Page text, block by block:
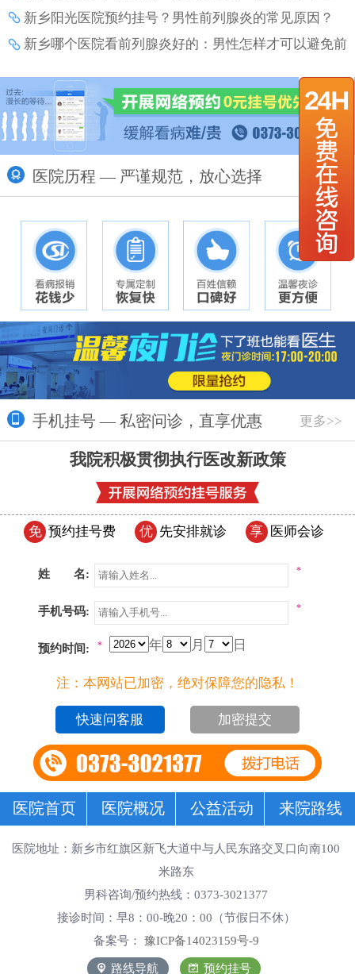
新乡阳光医院预约挂号？男性前列腺炎的常见原因？
新乡哪个医院看前列腺炎好的：男性怎样才可以避免前
医院历程 — 严谨规范，放心选择 更多>>
手机挂号 — 私密问诊，直享优惠 更多>>
我院积极贯彻执行医改新政策
免 预约挂号费 优 先安排就诊 享 医师会诊
姓 名: *
手机号码: *
预约时间: 年 月 日
*
注：本网站已加密，绝对保障您的隐私！
加密提交
医院首页 医院概况 公益活动 来院路线
医院地址：新乡市红旗区新飞大道中与人民东路交叉口向南100
米路东
男科咨询/预约热线：0373-3021377
接诊时间：早8：00-晚20：00（节假日不休）
备案号： 豫ICP备14023159号-9
路线导航 预约挂号